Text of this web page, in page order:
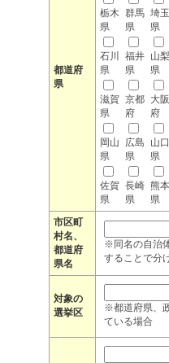
都道府
県
栃木
県
群馬
県
埼玉
県
石川
県
福井
県
山梨
県
滋賀
県
京都
府
大阪
府
岡山
県
広島
県
山口
県
佐賀
県
長崎
県
熊本
県
市区町
村名、
都道府
県名
※同名の自治
することで分
対象の
選挙区
※都道府県、
ている場合